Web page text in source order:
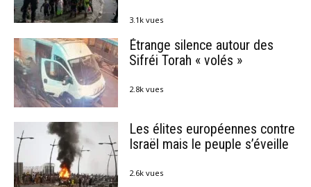
3.1k vues
Étrange silence autour des
Sifréi Torah « volés »
2.8k vues
Les élites européennes contre
Israël mais le peuple s’éveille
2.6k vues